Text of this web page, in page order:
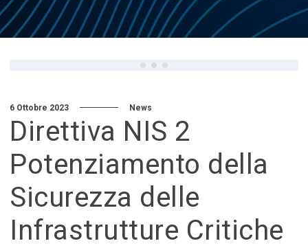
6 Ottobre 2023 News
Direttiva NIS 2
Potenziamento della
Sicurezza delle
Infrastrutture Critiche